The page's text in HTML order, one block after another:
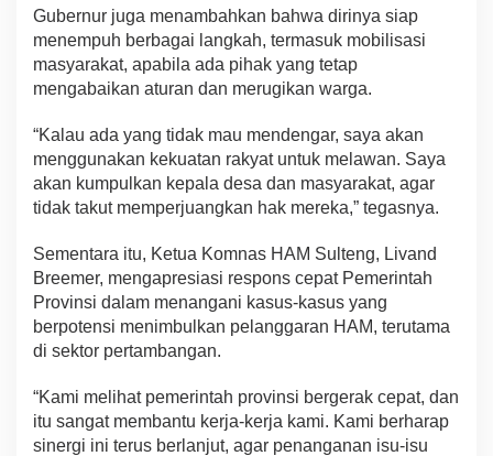
Gubernur juga menambahkan bahwa dirinya siap
menempuh berbagai langkah, termasuk mobilisasi
masyarakat, apabila ada pihak yang tetap
mengabaikan aturan dan merugikan warga.
“Kalau ada yang tidak mau mendengar, saya akan
menggunakan kekuatan rakyat untuk melawan. Saya
akan kumpulkan kepala desa dan masyarakat, agar
tidak takut memperjuangkan hak mereka,” tegasnya.
Sementara itu, Ketua Komnas HAM Sulteng, Livand
Breemer, mengapresiasi respons cepat Pemerintah
Provinsi dalam menangani kasus-kasus yang
berpotensi menimbulkan pelanggaran HAM, terutama
di sektor pertambangan.
“Kami melihat pemerintah provinsi bergerak cepat, dan
itu sangat membantu kerja-kerja kami. Kami berharap
sinergi ini terus berlanjut, agar penanganan isu-isu